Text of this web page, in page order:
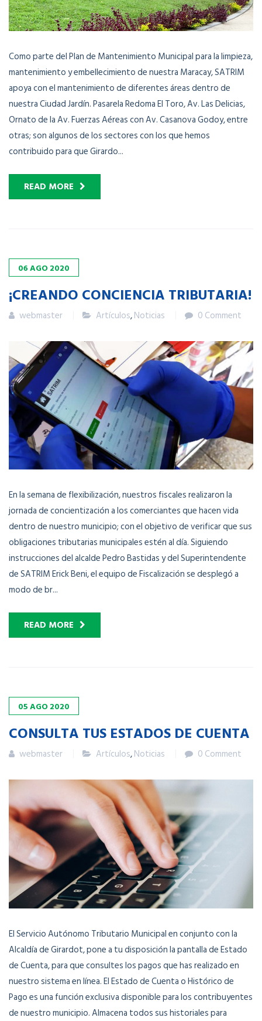
Como parte del Plan de Mantenimiento Municipal para la limpieza,
mantenimiento y embellecimiento de nuestra Maracay, SATRIM
apoya con el mantenimiento de diferentes áreas dentro de
nuestra Ciudad Jardín. Pasarela Redoma El Toro, Av. Las Delicias,
Ornato de la Av. Fuerzas Aéreas con Av. Casanova Godoy, entre
otras; son algunos de los sectores con los que hemos
contribuido para que Girardo...
READ MORE
06AGO2020
¡CREANDO CONCIENCIA TRIBUTARIA!
webmaster Artículos,Noticias 0 Comment
En la semana de flexibilización, nuestros fiscales realizaron la
jornada de concientización a los comerciantes que hacen vida
dentro de nuestro municipio; con el objetivo de verificar que sus
obligaciones tributarias municipales estén al día. Siguiendo
instrucciones del alcalde Pedro Bastidas y del Superintendente
de SATRIM Erick Beni, el equipo de Fiscalización se desplegó a
modo de br...
READ MORE
05AGO2020
CONSULTA TUS ESTADOS DE CUENTA
webmaster Artículos,Noticias 0 Comment
El Servicio Autónomo Tributario Municipal en conjunto con la
Alcaldía de Girardot, pone a tu disposición la pantalla de Estado
de Cuenta, para que consultes los pagos que has realizado en
nuestro sistema en línea. El Estado de Cuenta o Histórico de
Pago es una función exclusiva disponible para los contribuyentes
de nuestro municipio. Almacena todos sus historiales para